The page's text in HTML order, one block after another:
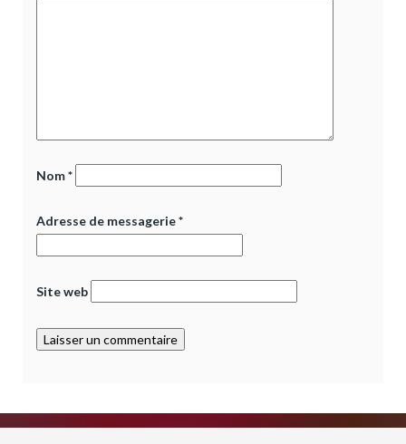
Nom*
Adresse de messagerie*
Site web